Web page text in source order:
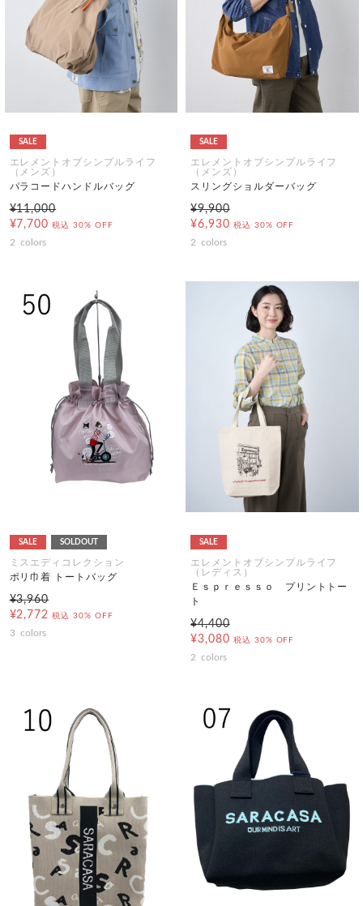
SALE
エレメントオブシンプルライフ
（メンズ）
パラコードハンドルバッグ
¥11,000
¥7,700 税込 30% OFF
2 colors
SALE
エレメントオブシンプルライフ
（メンズ）
スリングショルダーバッグ
¥9,900
¥6,930 税込 30% OFF
2 colors
SALE SOLDOUT
ミスエディコレクション
ポリ巾着 トートバッグ
¥3,960
¥2,772
税込 30% OFF
3 colors
SALE
エレメントオブシンプルライフ
（レディス）
Ｅｓｐｒｅｓｓｏ プリントトー
ト
¥4,400
¥3,080 税込 30% OFF
2 colors